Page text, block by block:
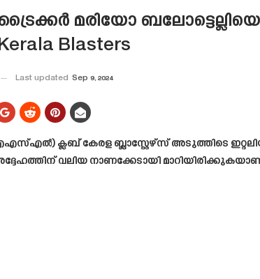
മരിയോ
Blasters
Last updated Sep 9, 2024
ക്ലബ് കേരള ബ്ലാസ്റ്റേഴ്‌സ് അടുത്തിടെ
വലിയ നാണക്കേടായി